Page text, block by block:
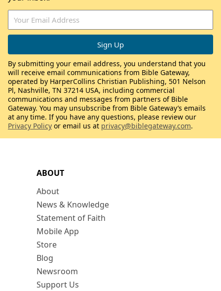
ABOUT
About
News & Knowledge
Statement of Faith
Mobile App
Store
Blog
Newsroom
Support Us
By submitting your email address, you understand that you
will receive email communications from Bible Gateway,
operated by HarperCollins Christian Publishing, 501 Nelson
Pl, Nashville, TN 37214 USA, including commercial
communications and messages from partners of Bible
Gateway. You may unsubscribe from Bible Gateway’s emails
at any time. If you have any questions, please review our
Privacy Policy or email us at privacy@biblegateway.com.